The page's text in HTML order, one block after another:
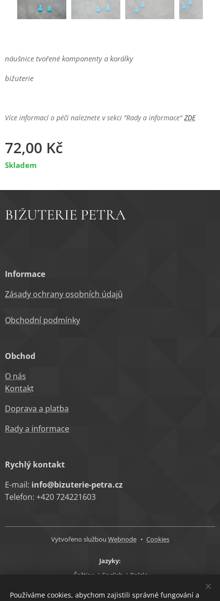
náušnice tvořené komponenty a korálky
bižuterie
Více informací o péči naleznete v sekci "Rady a informace"ZDE
72,00 Kč
Skladem
BIŽUTERIE PETRA
Informace
Zásady ochrany osobních údajů
Obchodní podmínky
Obchod
O nás
Kontakt
Doprava a platba
Rady a informace
Rychlý kontakt
E-mail: info@bizuterie-petra.cz
Telefon: +420 724221603
Vytvořeno službou Webnode Cookies
Jazyky
Čeština
English Polski
Měna
Používáme cookies, abychom zajistili správné fungování a